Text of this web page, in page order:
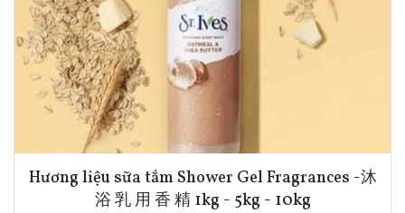
Hương liệu sữa tắm Shower Gel Fragrances -沐
浴 乳 用 香 精 1kg - 5kg - 10kg